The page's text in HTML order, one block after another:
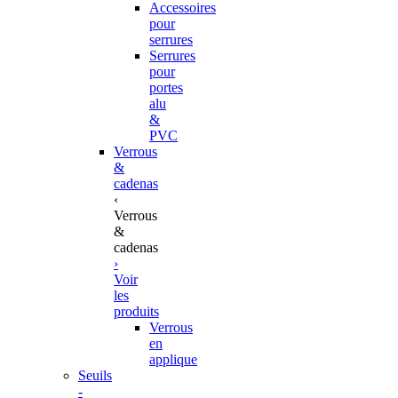
Accessoires
pour
serrures
Serrures
pour
portes
alu
&
PVC
Verrous
&
cadenas
‹
Verrous
&
cadenas
›
Voir
les
produits
Verrous
en
applique
Seuils
-